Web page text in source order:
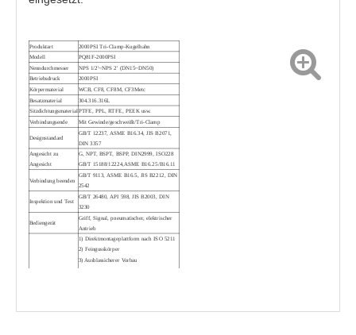
1000PSI Kugelhahn mit Gewindeende PQ11PPL
Produktart
2000PSI Tri-Clamp-Kugelhahn
Modell
PQ81F-2000PSI
Nenndurchmesser
NPS 1/2'~NPS 2' (DN15~DN50)
Betriebsdruck
2000PSI
Körpermaterial
WCB, CF8, CF8M, CF3Metc
Besatzmaterial
304.316.316L
SitzdichtungsmaterialPTFE, PPL, RTFE, PEEK usw.
Verbindungsende Mit Gewinde/geschweißt/Tri-Clamp
Designstandard
GB/T 12237, ASME B16.34, JIS B2071,
DIN 3357
Angesicht zu
Angesicht
G, NPT, BSPT, BSPP, DIN2999, ISO228
GB/T 15188/12224,ASME B16.25/B16.11
Verbindung beenden
GB/T 9113, ASME B16.5, JIS B2212, DIN
2542
Inspektion und Test
GB/T 26480, API 598, JIS B2003, DIN
3230
Bediengerät
Griff, Signal, pneumatischer, elektrischer
Antrieb
Designmerkmal
1) Direktmontageplattform nach ISO 5211
2) Feingusskörper
3) Ausblassicherer Vorbau
4) Optionales Antistatikgerät